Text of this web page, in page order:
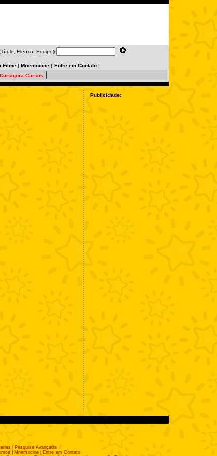
Elenco, Equipe)
Filme | Mnemocine | Entre em Contato |
Curtagora Cursos
Publicidade:
Pesquisa Avançada
Mnemocine|
Entre em Contato